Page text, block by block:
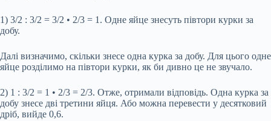
1) 3/2 : 3/2 = 3/2 • 2/3 = 1. Одне яйце знесуть півтори курки за
добу.
Далі визначимо, скільки знесе одна курка за добу. Для цього одне
яйце розділимо на півтори курки, як би дивно це не звучало.
2) 1 : 3/2 = 1 • 2/3 = 2/3. Отже, отримали відповідь. Одна курка за
добу знесе дві третини яйця. Або можна перевести у десятковий
дріб, вийде 0,6.